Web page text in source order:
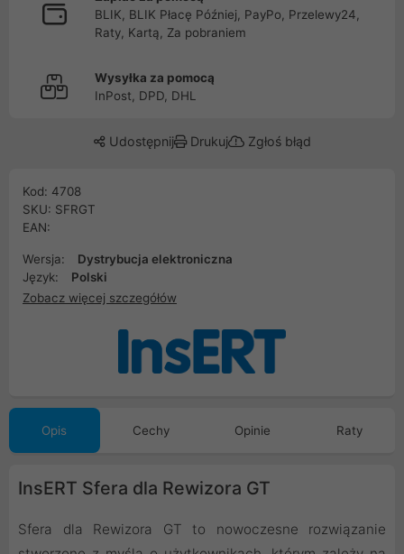
BLIK, BLIK Płacę Później, PayPo, Przelewy24,
Raty, Kartą, Za pobraniem
Wysyłka za pomocą
InPost, DPD, DHL
Udostępnij Drukuj Zgłoś błąd
Kod: 4708
SKU: SFRGT
EAN:
Wersja:
Dystrybucja elektroniczna
Język:
Polski
Zobacz więcej szczegółów
Opis Cechy Opinie Raty
InsERT Sfera dla Rewizora GT
Sfera dla Rewizora GT to nowoczesne rozwiązanie